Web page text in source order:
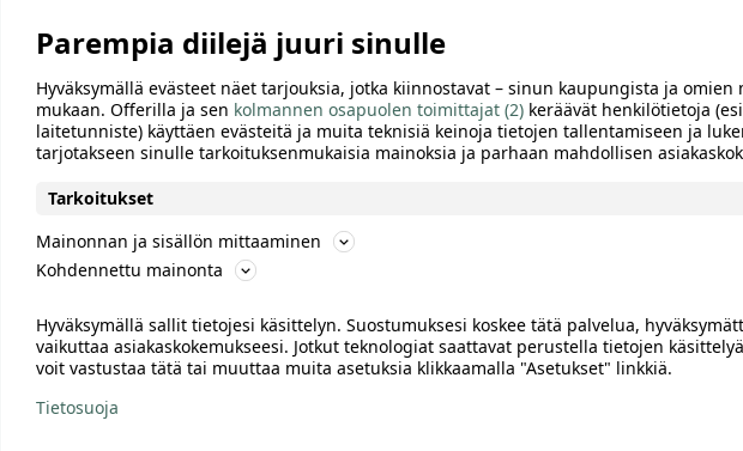
Löydä tämän hetken
Offerillan valikoimaa, suosituimpien tarjousten sivu auttaa löytämään nopeasti diilit, joihin
esimerkiksi ravintolaelämyksiä, hierontoja, kauneushoitoja, autopesuja, aktiviteetteja ja
erottua edukseen hinnan, suuren alennuksen, kiinnostavan palvelun tai hyvän sijainnin
ja asiakkaiden kiinnostuksen mukana. Sivulle kannattaa siksi palata säännöllisesti
Selaa suosittuja tarjouksia
Valitse oma kaupunkisi ja löydä alueesi kiinnostavimmat ravintola-, kauneus-, hyvinvointi-,
Parempia diilejä juuri sinulle
Hyväksymällä evästeet näet tarjouksia, jotka kiinnostavat – sinun kaupungista ja omien
mukaan. Offerilla ja sen kolmannen osapuolen toimittajat (2) keräävät henkilötietoja
laitetunniste) käyttäen evästeitä ja muita teknisiä keinoja tietojen tallentamiseen ja
tarjotakseen sinulle tarkoituksenmukaisia mainoksia ja parhaan mahdollisen
Tarkoitukset
Mainonnan ja sisällön mittaaminen
Kohdennettu mainonta
Hyväksymällä sallit tietojesi käsittelyn. Suostumuksesi koskee tätä palvelua,
vaikuttaa asiakaskokemukseesi. Jotkut teknologiat saattavat perustella tietojen
voit vastustaa tätä tai muuttaa muita asetuksia klikkaamalla "Asetukset" linkkiä.
Tietosuoja